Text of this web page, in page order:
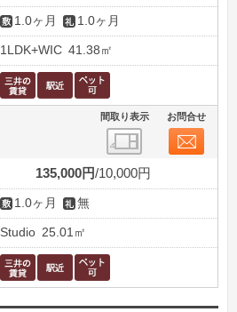
1.0ヶ月 1.0ヶ月
1LDK+WIC 41.38㎡
間取り表示 お問合せ
135,000円 10,000円
1.0ヶ月 無
Studio 25.01㎡